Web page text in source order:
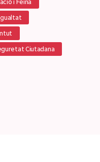
i Feina
Ciutadana